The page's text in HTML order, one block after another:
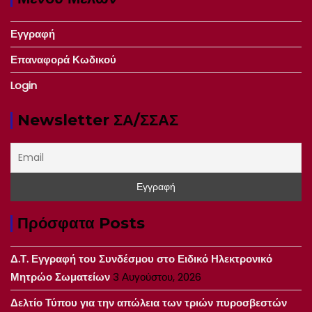
Εγγραφή
Επαναφορά Κωδικού
Login
Newsletter ΣΑ/ΣΣΑΣ
Πρόσφατα Posts
Δ.Τ. Εγγραφή του Συνδέσμου στο Ειδικό Ηλεκτρονικό
Μητρώο Σωματείων3 Αυγούστου, 2026
Δελτίο Τύπου για την απώλεια των τριών πυροσβεστών